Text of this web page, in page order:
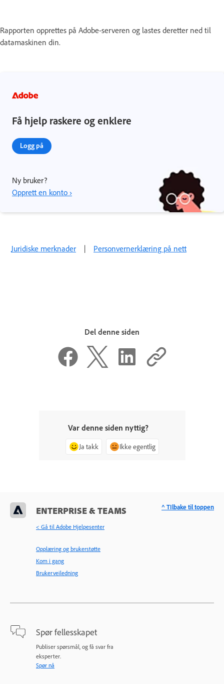
Rapporten opprettes på Adobe-serveren og lastes deretter ned til
datamaskinen din.
Få hjelp raskere og enklere
Logg på
Ny bruker?
Opprett en konto ›
Juridiske merknader | Personvernerklæring på nett
Del denne siden
Var denne siden nyttig?
Ja takk Ikke egentlig
ENTERPRISE & TEAMS
< Gå til Adobe Hjelpesenter
Opplæring og brukerstøtte
Kom i gang
Brukerveiledning
Spør fellesskapet
Publiser spørsmål, og få svar fra
eksperter.
Spør nå
^ TIlbake til toppen